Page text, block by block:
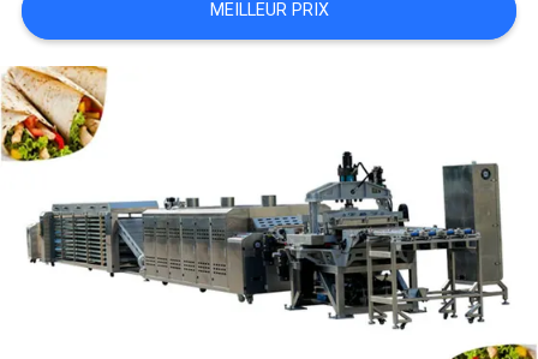
NOUS
CONTACTER
DEMANDEZ
UN DEVIS
PLAN
MEILLEUR PRIX